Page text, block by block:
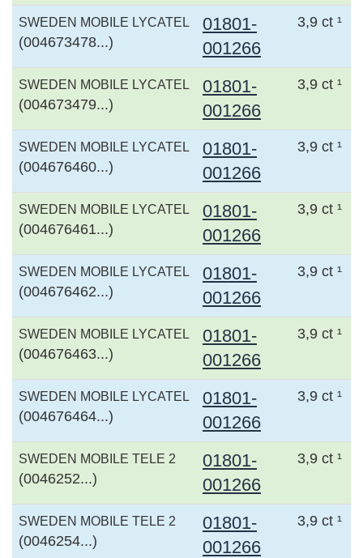
SWEDEN MOBILE LYCATEL
(004673478...)
01801-
001266
3,9 ct ¹
SWEDEN MOBILE LYCATEL
(004673479...)
01801-
001266
3,9 ct ¹
SWEDEN MOBILE LYCATEL
(004676460...)
01801-
001266
3,9 ct ¹
SWEDEN MOBILE LYCATEL
(004676461...)
01801-
001266
3,9 ct ¹
SWEDEN MOBILE LYCATEL
(004676462...)
01801-
001266
3,9 ct ¹
SWEDEN MOBILE LYCATEL
(004676463...)
01801-
001266
3,9 ct ¹
SWEDEN MOBILE LYCATEL
(004676464...)
01801-
001266
3,9 ct ¹
SWEDEN MOBILE TELE 2
(0046252...)
01801-
001266
3,9 ct ¹
SWEDEN MOBILE TELE 2
(0046254...)
01801-
001266
3,9 ct ¹